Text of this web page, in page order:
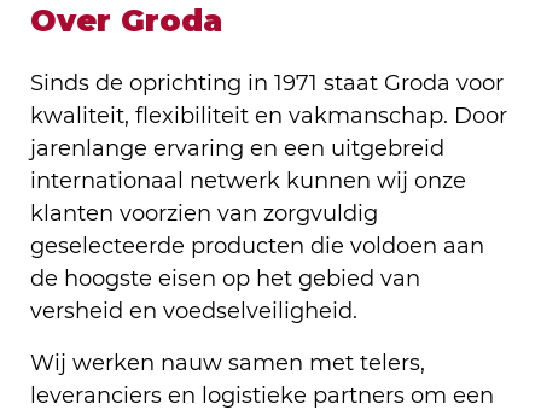
Over Groda
Sinds de oprichting in 1971 staat Groda voor
kwaliteit, flexibiliteit en vakmanschap. Door
jarenlange ervaring en een uitgebreid
internationaal netwerk kunnen wij onze
klanten voorzien van zorgvuldig
geselecteerde producten die voldoen aan
de hoogste eisen op het gebied van
versheid en voedselveiligheid.
Wij werken nauw samen met telers,
leveranciers en logistieke partners om een